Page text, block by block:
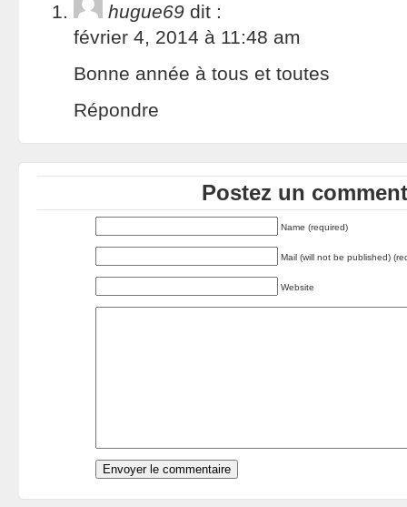
hugue69 dit :
février 4, 2014 à 11:48 am
Bonne année à tous et toutes
Répondre
Postez un
Name (required)
Mail (will not be published)
Website